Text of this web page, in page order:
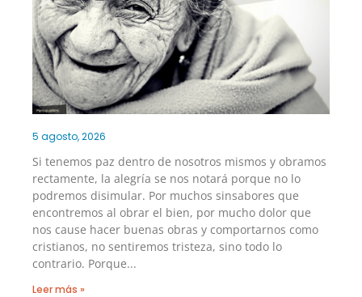
5 agosto, 2026
Si tenemos paz dentro de nosotros mismos y obramos
rectamente, la alegría se nos notará porque no lo
podremos disimular. Por muchos sinsabores que
encontremos al obrar el bien, por mucho dolor que
nos cause hacer buenas obras y comportarnos como
cristianos, no sentiremos tristeza, sino todo lo
contrario. Porque
Leer más »